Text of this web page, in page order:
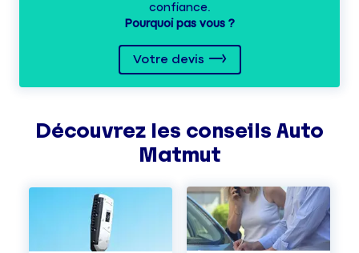
confiance.
Pourquoi pas vous ?
Votre devis
Découvrez les conseils Auto
Matmut